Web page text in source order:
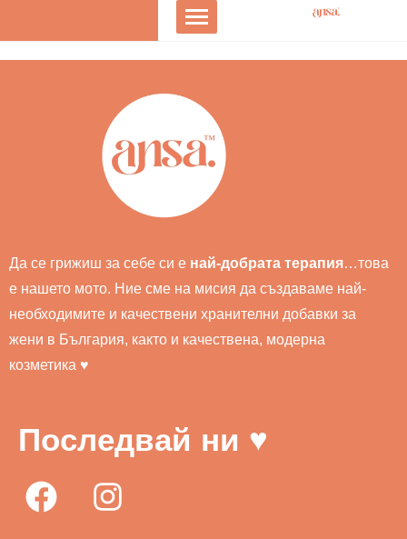
Да се грижиш за себе си е най-добрата терапия…това
е нашето мото. Ние сме на мисия да създаваме най-
необходимите и качествени хранителни добавки за
жени в България, както и качествена, модерна
козметика ♥
Последвай ни ♥